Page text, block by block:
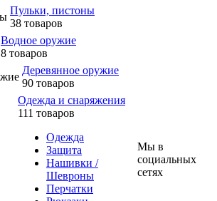
Пульки, пистоны
38 товаров
Водное оружие
8 товаров
Деревянное оружие
90 товаров
Одежда и снаряжения
111 товаров
Одежда
Защита
Нашивки /
Шевроны
Перчатки
Мы в
социальных
сетях